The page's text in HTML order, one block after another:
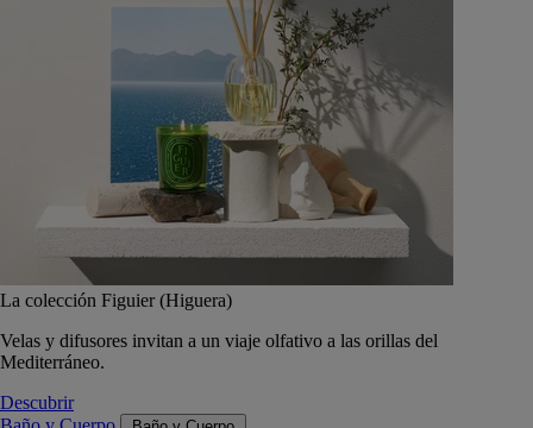
La colección Figuier (Higuera)
Velas y difusores invitan a un viaje olfativo a las orillas del
Mediterráneo.
Descubrir